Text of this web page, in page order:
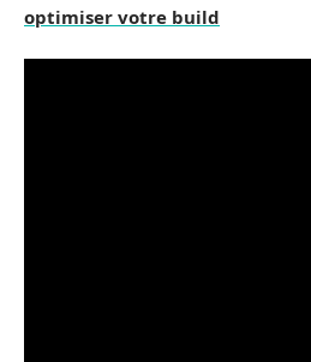
optimiser votre build